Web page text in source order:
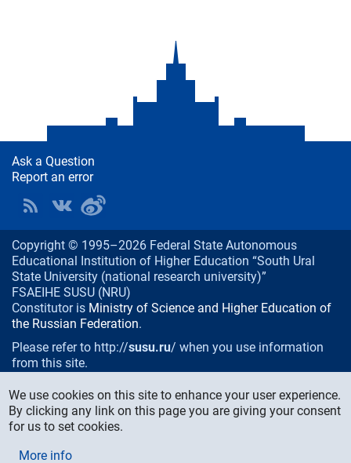
Ask a Question
Report an error
Copyright © 1995–2026 Federal State Autonomous
Educational Institution of Higher Education “South Ural
State University (national research university)”
FSAEIHE SUSU (NRU)
Constitutor is Ministry of Science and Higher Education of
the Russian Federation.
Please refer to http://susu.ru/ when you use information
from this site.
76, Lenin prospekt, Chelyabinsk, Russia, 454080
Phone/fax:+7 (351) 267-99-00
E-mail:info@susu.ru
press@susu.ru
We use cookies on this site to enhance your user experience.
By clicking any link on this page you are giving your consent
for us to set cookies.
More info